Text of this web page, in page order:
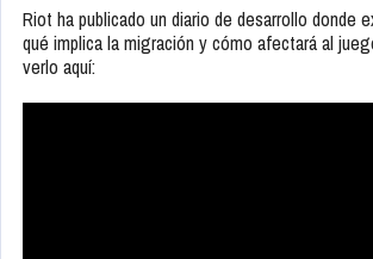
Riot ha publicado un diario de desarrollo donde
qué implica la migración y cómo afectará al
verlo aquí: